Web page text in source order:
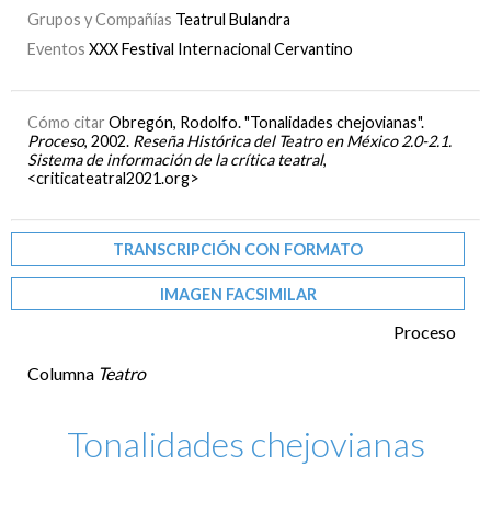
Grupos y Compañías Teatrul Bulandra
Eventos XXX Festival Internacional Cervantino
Cómo citar Obregón, Rodolfo. "Tonalidades chejovianas".
Proceso, 2002. Reseña Histórica del Teatro en México 2.0-2.1.
Sistema de información de la crítica teatral,
<criticateatral2021.org>
TRANSCRIPCIÓN CON FORMATO
IMAGEN FACSIMILAR
Proceso
Columna Teatro
Tonalidades chejovianas